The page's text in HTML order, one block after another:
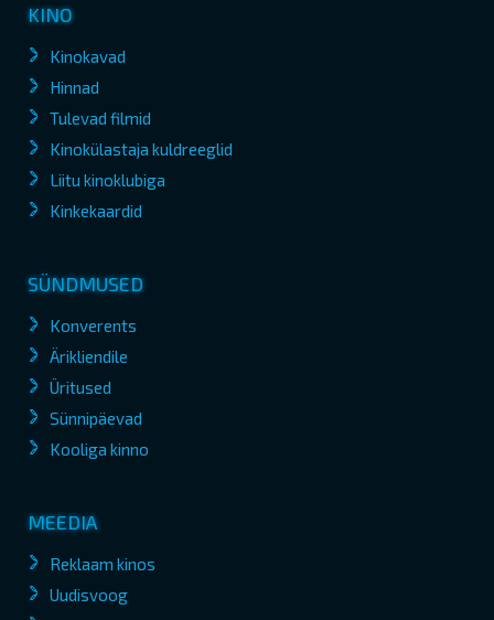
KINO
Kinokavad
Hinnad
Tulevad filmid
Kinokülastaja kuldreeglid
Liitu kinoklubiga
Kinkekaardid
SÜNDMUSED
Konverents
Ärikliendile
Üritused
Sünnipäevad
Kooliga kinno
MEEDIA
Reklaam kinos
Uudisvoog